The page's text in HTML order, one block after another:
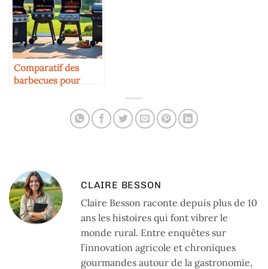
Comparatif des
barbecues pour
CLAIRE BESSON
Claire Besson raconte depuis plus de 10
ans les histoires qui font vibrer le
monde rural. Entre enquêtes sur
l’innovation agricole et chroniques
gourmandes autour de la gastronomie,